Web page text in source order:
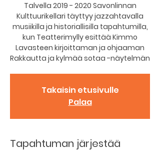
Talvella 2019 - 2020 Savonlinnan
Kulttuurikellari täyttyy jazzahtavalla
musiikilla ja historiallisilla tapahtumilla,
kun Teatterimylly esittää Kimmo
Lavasteen kirjoittaman ja ohjaaman
Rakkautta ja kylmää sotaa -näytelmän
Takaisin etusivulle
Palaa
Tapahtuman järjestää